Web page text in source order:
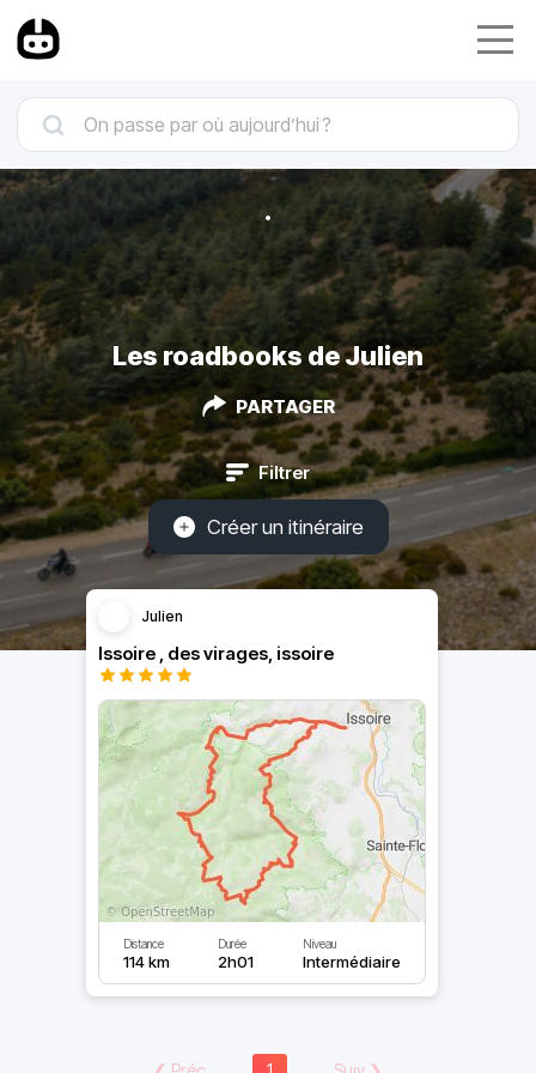
Les roadbooks de Julien
PARTAGER
Filtrer
Créer un itinéraire
Julien
Issoire , des virages, issoire
Distance
114 km
Durée
2h01
Niveau
Intermédiaire